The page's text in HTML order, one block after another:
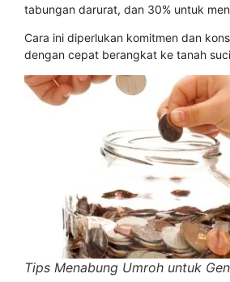
tabungan darurat, dan 30% untuk
Cara ini diperlukan komitmen dan
dengan cepat berangkat ke tanah
Tips Menabung Umroh untuk